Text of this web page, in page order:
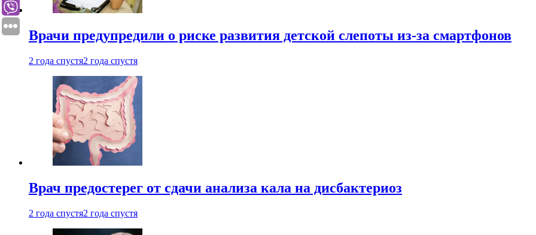
Врачи предупредили о риске развития детской слепоты из-за смартфонов
2 года спустя2 года спустя
Врач предостерег от сдачи анализа кала на дисбактериоз
2 года спустя2 года спустя